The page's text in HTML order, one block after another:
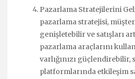
Pazarlama Stratejilerini
pazarlama stratejisi,
genişletebilir ve satışları
pazarlama araçlarını
varlığınızı güçlendirebilir,
platformlarında etkileşim